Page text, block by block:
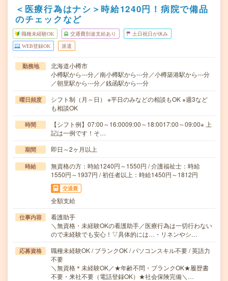
＜医療行為はナシ＞時給1240円！病院で備品
のチェックなど
職種未経験OK 交通費別途支給あり 土日祝日が休み
WEB登録OK 派遣
勤務地
北海道小樽市
小樽駅から---分／南小樽駅から---分／小樽築港駅から---分
／朝里駅から---分／銭函駅から---分
曜日頻度
シフト制（月～日） ※平日のみなどの相談もOK ※週3など
も相談OK
時間
【シフト例】07:00～16:0009:00～18:0017:00～09:00※ 上
記は一例です！そ…
期間 即日～2ヶ月以上
時給
無資格の方：時給1240円～1550円 / 介護福祉士：時給
1550円～1937円 / 初任者以上：時給1450円～1812円
交通費
全額支給
仕事内容
看護助手
＼無資格・未経験OKの看護助手／医療行為は一切行わない
ので未経験でも安心！▽具体的には…・リネンやシ…
応募資格
職種未経験OK / ブランクOK / パソコンスキル不要 / 英語力
不要
＼無資格＊未経験OK／★年齢不問・ブランクOK★履歴書
不要・来社不要（電話登録OK）★社会保険完備＼…